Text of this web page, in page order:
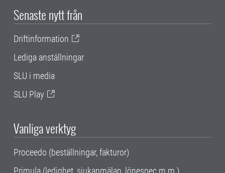
Senaste nytt från
Driftinformation
Lediga anställningar
SLU i media
SLU Play
Vanliga verktyg
Proceedo (beställningar, fakturor)
Primula (ledighet, sjukanmälan, lönespec m.m.)